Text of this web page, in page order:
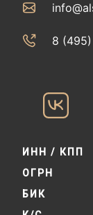
8
ИНН / КПП
ОГРН
БИК